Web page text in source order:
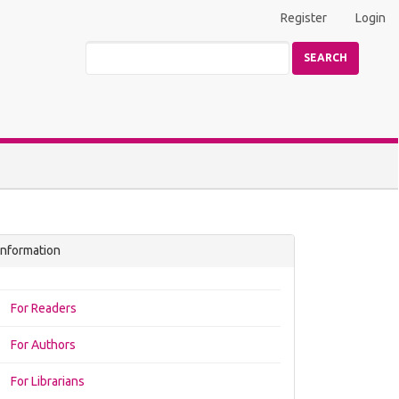
Register Login
SEARCH
For Readers
For Authors
For Librarians